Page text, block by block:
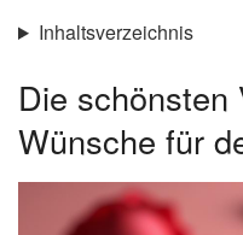
Inhaltsverzeichnis
Die schönsten
Wünsche für